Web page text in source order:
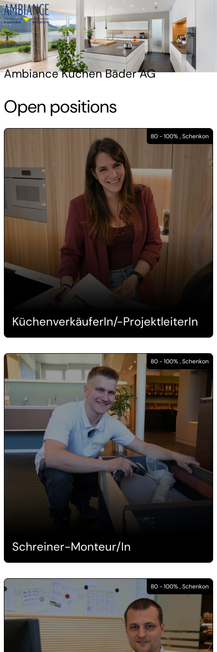
Ambiance Küchen Bäder AG
Open positions
80 - 100% , Schenkon
KüchenverkäuferIn/-ProjektleiterIn
80 - 100% , Schenkon
Schreiner-Monteur/In
80 - 100% , Schenkon